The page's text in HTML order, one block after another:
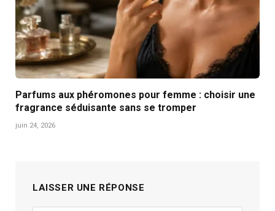
Parfums aux phéromones pour femme : choisir une
fragrance séduisante sans se tromper
juin 24, 2026
LAISSER UNE RÉPONSE